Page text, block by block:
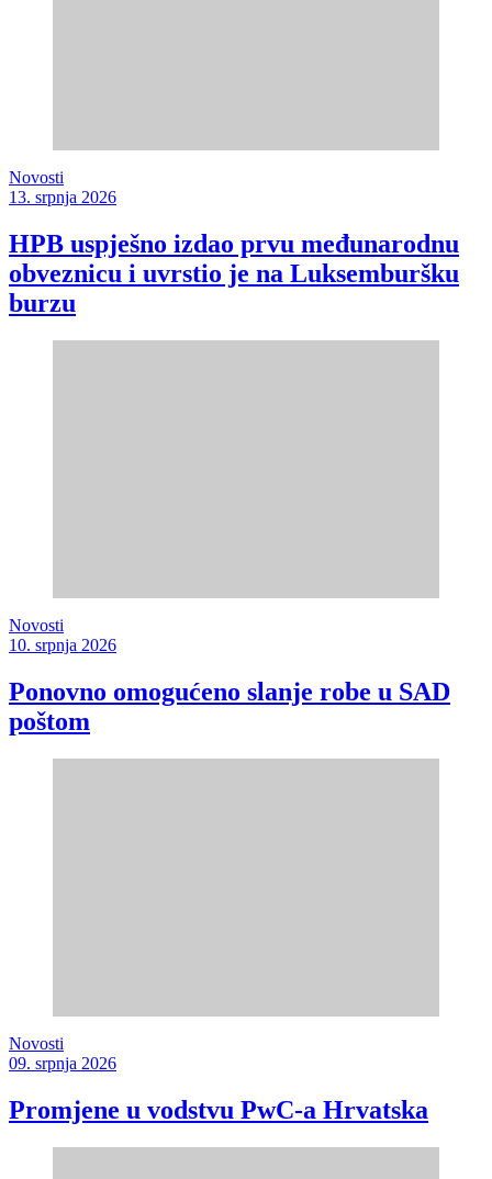
Novosti
13. srpnja 2026
HPB uspješno izdao prvu međunarodnu
obveznicu i uvrstio je na Luksemburšku
burzu
Novosti
10. srpnja 2026
Ponovno omogućeno slanje robe u SAD
poštom
Novosti
09. srpnja 2026
Promjene u vodstvu PwC-a Hrvatska